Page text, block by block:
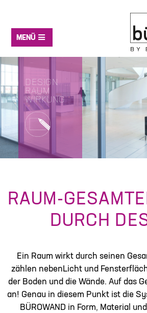
MENÜ
Anwendungen
Produkt
Unternehmen
DESIGN
RAUM
WIRKUNG
RAUM-
DURCH
Ein Raum wirkt durch seinen
zählen nebenLicht und
der Boden und die Wände. Auf das
an! Genau in diesem Punkt ist die
BÜROWAND in Form, Material